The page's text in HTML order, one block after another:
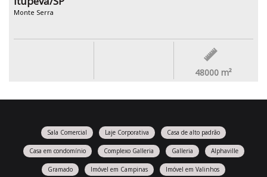
Monte Serra
48000 m²
Sala Comercial Laje Corporativa Casa de alto padrão
Casa em condomínio Complexo Galleria Galleria Alphaville
Gramado Imóvel em Campinas Imóvel em Valinhos